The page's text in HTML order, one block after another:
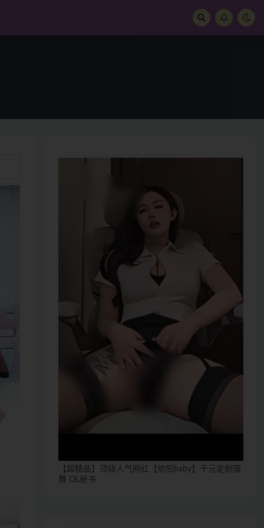
【超精品】顶级人气网红【依阳baby】千元定制骚
舞 OL秘书